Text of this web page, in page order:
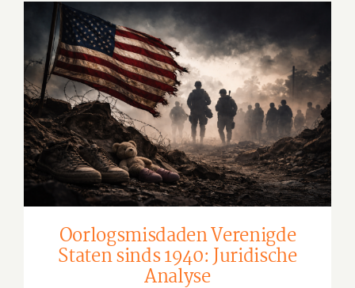
Oorlogsmisdaden Verenigde Staten
sinds 1940: Juridische Analyse
Oorlogsmisdaden Verenigde
Staten sinds 1940: Juridische
Analyse